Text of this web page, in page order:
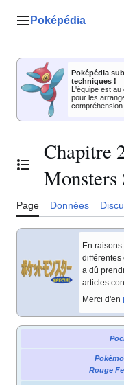
Menu principal
Poképédia
Poképédia
techniques !
L'équipe est
pour les
compréhension
Basculer la table des
Chapitre
Monsters
Page Données
En
différentes
a dû
articles
Merci d'en
Rouge